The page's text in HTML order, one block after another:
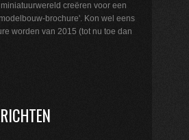
creëren voor een
brochure'. Kon wel eens
worden van 2015 (tot nu toe dan